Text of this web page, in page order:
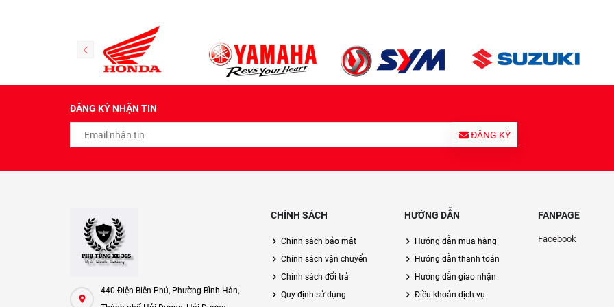
ĐĂNG KÝ NHẬN TIN
ĐĂNG KÝ
440 Điện Biên Phủ, Phường Bình Hàn,
CHÍNH SÁCH
Chính sách bảo mật
Chính sách vận chuyển
Chính sách đổi trả
Quy định sử dụng
HƯỚNG DẪN
Hướng dẫn mua hàng
Hướng dẫn thanh toán
Hướng dẫn giao nhận
Điều khoản dịch vụ
FANPAGE
Facebook